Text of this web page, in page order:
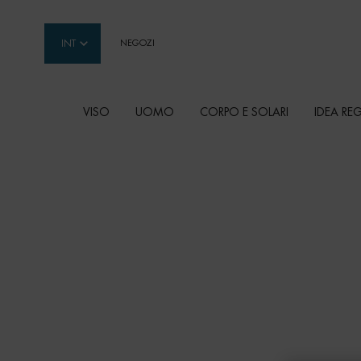
INT NEGOZI
VISO UOMO CORPO E SOLARI IDEA